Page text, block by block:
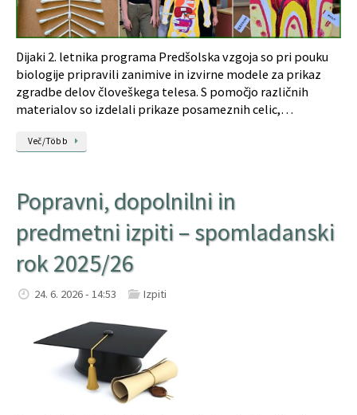
Dijaki 2. letnika programa Predšolska vzgoja so pri pouku
biologije pripravili zanimive in izvirne modele za prikaz
zgradbe delov človeškega telesa. S pomočjo različnih
materialov so izdelali prikaze posameznih celic,…
Več/Több
Popravni, dopolnilni in
predmetni izpiti – spomladanski
rok 2025/26
24. 6. 2026 - 14:53 Izpiti